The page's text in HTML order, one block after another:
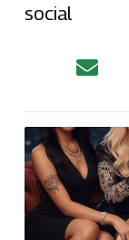
social